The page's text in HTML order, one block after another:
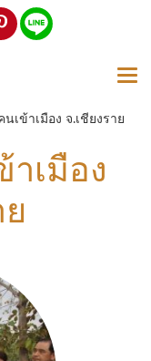
เข้าเมือง จ.เชียงราย
เมือง